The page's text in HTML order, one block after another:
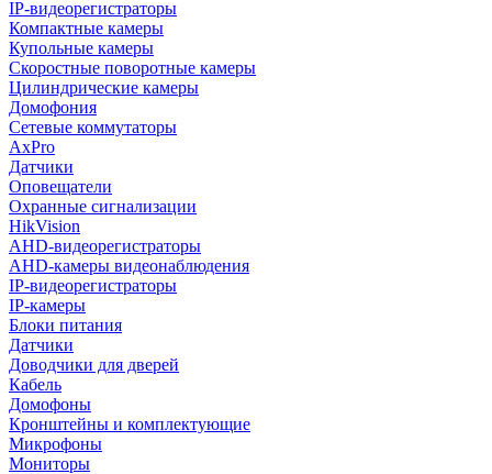
IP-видеорегистраторы
Компактные камеры
Купольные камеры
Скоростные поворотные камеры
Цилиндрические камеры
Домофония
Сетевые коммутаторы
AxPro
Датчики
Оповещатели
Охранные сигнализации
HikVision
AHD-видеорегистраторы
AHD-камеры видеонаблюдения
IP-видеорегистраторы
IP-камеры
Блоки питания
Датчики
Доводчики для дверей
Кабель
Домофоны
Кронштейны и комплектующие
Микрофоны
Мониторы